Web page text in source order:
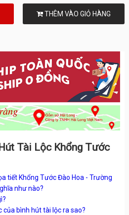
THÊM VÀO GIỎ HÀNG
Tài Lộc Khổng Tước
tiết Khổng Tước Đào Hoa - Trường
như nào?
của bình hút tài lộc ra sao?